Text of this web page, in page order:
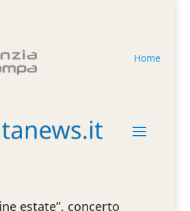
Home
estate”, concerto